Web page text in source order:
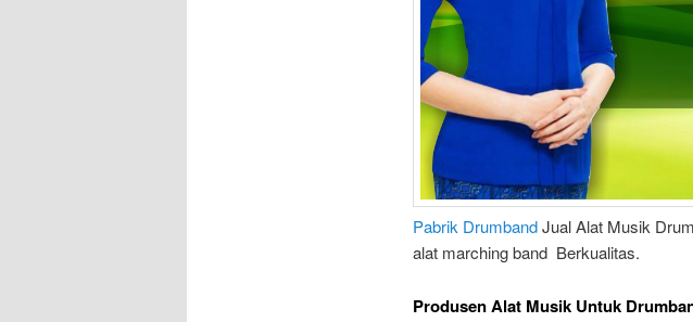
Pabrik DrumbandJual Alat Musik
alat marching band Berkualitas.
Produsen Alat Musik Untuk